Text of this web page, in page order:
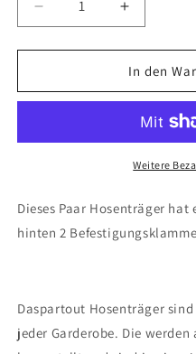
Verringere
die
Menge
Blaue
Clips
Erhöhe
die
Menge
für
Blaue
vier
Clips
In den
Weitere
Dieses Paar Hosenträger
hinten 2
Daspartout Hosenträger
jeder Garderobe. Die